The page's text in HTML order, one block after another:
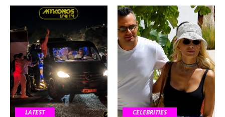
LATEST CELEBRITIES